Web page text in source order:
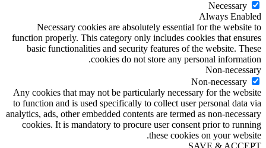
Necessary
Always Enabled
Necessary cookies are absolutely essential for the website to
function properly. This category only includes cookies that ensures
basic functionalities and security features of the website. These
cookies do not store any personal information.
Non-necessary
Non-necessary
Any cookies that may not be particularly necessary for the website
to function and is used specifically to collect user personal data via
analytics, ads, other embedded contents are termed as non-necessary
cookies. It is mandatory to procure user consent prior to running
these cookies on your website.
SAVE & ACCEPT